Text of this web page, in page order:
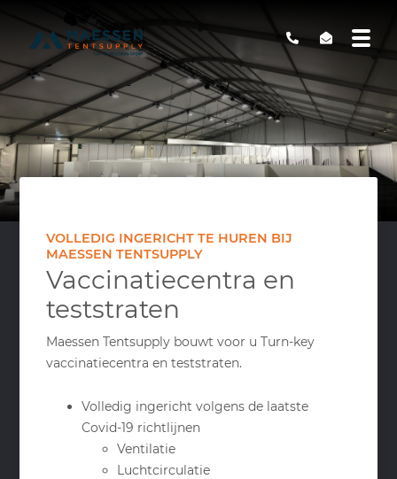
VOLLEDIG INGERICHT TE HUREN BIJ
MAESSEN TENTSUPPLY
Vaccinatiecentra en
teststraten
Maessen Tentsupply bouwt voor u Turn-key
vaccinatiecentra en teststraten.
Volledig ingericht volgens de laatste
Covid-19 richtlijnen
Ventilatie
Luchtcirculatie